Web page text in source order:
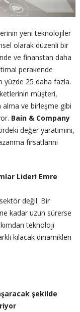
yeni teknolojiler
olarak düzenli bir
ve finanstan daha
perakende
yüzde 25 daha fazla.
müşteri,
alma ve birleşme gibi
Bain & Company
değer yaratımını,
fırsatlarını
Lideri Emre
değil. Bir
kadar uzun sürerse
teknoloji
kılacak dinamikleri
şekilde